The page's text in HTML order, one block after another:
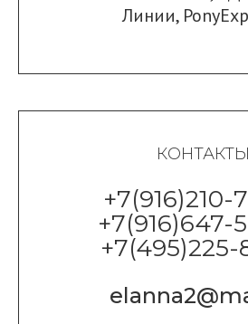
Линии,
КОНТАКТЫ
+7(916)210-
+7(916)647-
+7(495)225-